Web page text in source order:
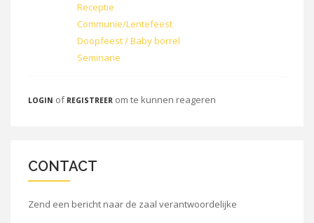
Receptie
Communie/Lentefeest
Doopfeest / Baby borrel
Seminarie
LOGIN of REGISTREER om te kunnen reageren
CONTACT
Zend een bericht naar de zaal verantwoordelijke